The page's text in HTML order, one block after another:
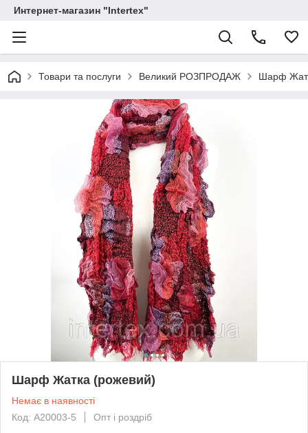
Интернет-магазин "Intertex"
Товари та послуги Великий РОЗПРОДАЖ Шарф
Шарф Жатка (рожевий)
Немає в наявності
Код: А20003-5
Опт і роздріб